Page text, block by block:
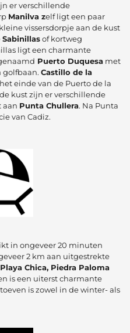
er verschillende
Manilva zelf ligt een paar
vissersdorpje aan de kust
Sabinillasof kortweg
ligt een charmante
Puerto Duquesa met
Castillo de la
einde van de Puerto de la
kust zijn er verschillende
aan Punta Chullera. Na Punta
van Cadiz.
in ongeveer 20 minuten
2 km aan uitgestrekte
Playa Chica, Piedra Paloma
is een uiterst charmante
is zowel in de winter- als